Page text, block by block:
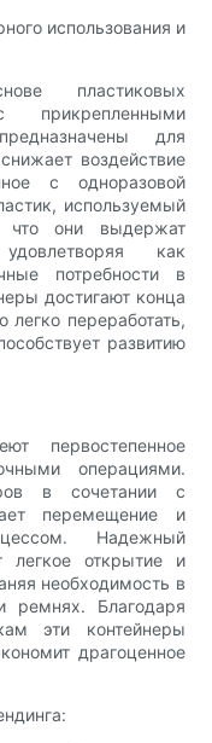
использования и
пластиковых
прикрепленными
для
воздействие
с одноразовой
используемый
что они выдержат
как
потребности в
достигают конца
переработать,
развитию
первостепенное
операциями.
в сочетании с
перемещение и
Надежный
легкое открытие и
необходимость в
ремнях. Благодаря
эти контейнеры
драгоценное